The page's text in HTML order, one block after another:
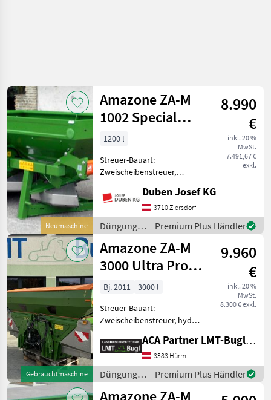
Neumaschine
Amazone ZA-M
1002 Special
Easy
8.990
€
inkl. 20 %
MwSt.
7.491,67 €
exkl.
1200 l
Streuer-Bauart:
Zweischeibenstreuer,
Betätigung,
Grenzstreueinrichtung,
Streumengenverstellung
Aktionsmodell ZA-M 1002
Special Easy mit
Bedienterm
Duben Josef KG
3710 Ziersdorf
Düngung
und
Beregnung
/ Amazone
Premium Plus Händler
Gebrauchtmaschine
Amazone ZA-M
3000 Ultra Profis
Hydro
9.960
€
inkl. 20 %
MwSt.
8.300 € exkl.
Bj. 2011
3000 l
Streuer-Bauart:
Zweischeibenstreuer, hydr.
Grenzstreueinrichtung,
Streumengenverstellung
Amazone Wiegestreuer ZA-
M 3000 Ultra Profis Hydro *
hydraulischer
ACA Partner LMT-Bugl GmbH
3383 Hürm
Düngung
und
Premium Plus Händler
Amazone ZA-M